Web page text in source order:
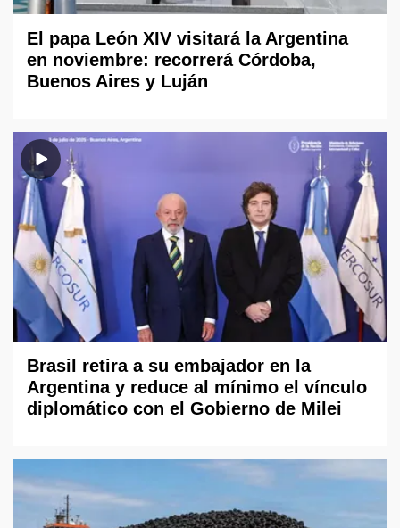
El papa León XIV visitará la Argentina
en noviembre: recorrerá Córdoba,
Buenos Aires y Luján
Brasil retira a su embajador en la
Argentina y reduce al mínimo el vínculo
diplomático con el Gobierno de Milei